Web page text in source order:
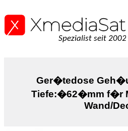
Spezialist seit 2002
Ger�tedose
Tiefe:�62�mm f�r
Wand/